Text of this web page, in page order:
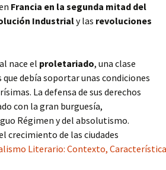
Francia en la segunda mitad del
Industrialy las revoluciones
nace el proletariado, una clase
debía soportar unas condiciones
La defensa de sus derechos
con la gran burguesía,
Régimen y del absolutismo.
crecimiento de las ciudades
Literario: Contexto,